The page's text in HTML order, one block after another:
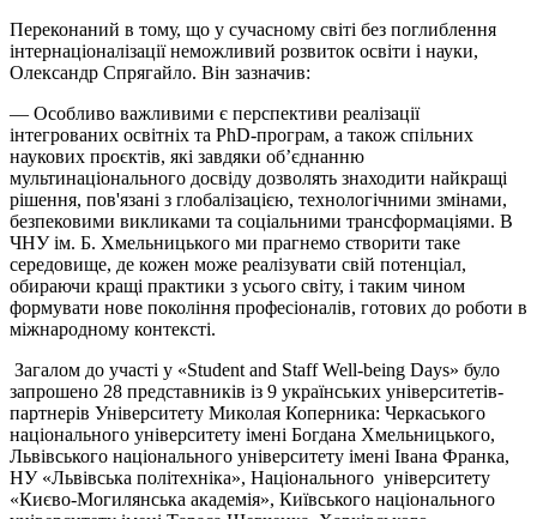
Переконаний в тому, що у сучасному світі без поглиблення
інтернаціоналізації неможливий розвиток освіти і науки,
Олександр Спрягайло. Він зазначив:
— Особливо важливими є перспективи реалізації
інтегрованих освітніх та PhD-програм, а також спільних
наукових проєктів, які завдяки об’єднанню
мультинаціонального досвіду дозволять знаходити найкращі
рішення, пов'язані з глобалізацією, технологічними змінами,
безпековими викликами та соціальними трансформаціями. В
ЧНУ ім. Б. Хмельницького ми прагнемо створити таке
середовище, де кожен може реалізувати свій потенціал,
обираючи кращі практики з усього світу, і таким чином
формувати нове покоління професіоналів, готових до роботи в
міжнародному контексті.
Загалом до участі у «Student and Staff Well-being Days» було
запрошено 28 представників із 9 українських університетів-
партнерів Університету Миколая Коперника: Черкаського
національного університету імені Богдана Хмельницького,
Львівського національного університету імені Івана Франка,
НУ «Львівська політехніка», Національного університету
«Києво-Могилянська академія», Київського національного